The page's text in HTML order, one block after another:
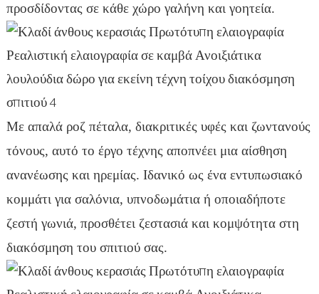
προσδίδοντας σε κάθε χώρο γαλήνη και γοητεία.
Με απαλά ροζ πέταλα, διακριτικές υφές και ζωντανούς
τόνους, αυτό το έργο τέχνης αποπνέει μια αίσθηση
ανανέωσης και ηρεμίας. Ιδανικό ως ένα εντυπωσιακό
κομμάτι για σαλόνια, υπνοδωμάτια ή οποιαδήποτε
ζεστή γωνιά, προσθέτει ζεστασιά και κομψότητα στη
διακόσμηση του σπιτιού σας.